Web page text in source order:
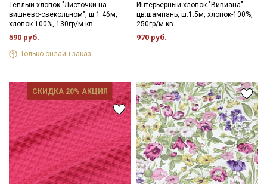
Теплый хлопок "Листочки на
вишнево-свекольном", ш.1.46м,
хлопок-100%, 130гр/м.кв
590 руб.
Только онлайн-заказ
Интерьерный хлопок "Вивиана"
цв.шампань, ш.1.5м, хлопок-100%,
250гр/м.кв
970 руб.
СКИДКА 20% АКЦИЯ